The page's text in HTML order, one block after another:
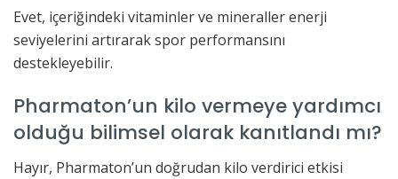
Evet, içeriğindeki vitaminler ve mineraller enerji
seviyelerini artırarak spor performansını
destekleyebilir.
Pharmaton’un kilo vermeye yardımcı
olduğu bilimsel olarak kanıtlandı mı?
Hayır, Pharmaton’un doğrudan kilo verdirici etkisi